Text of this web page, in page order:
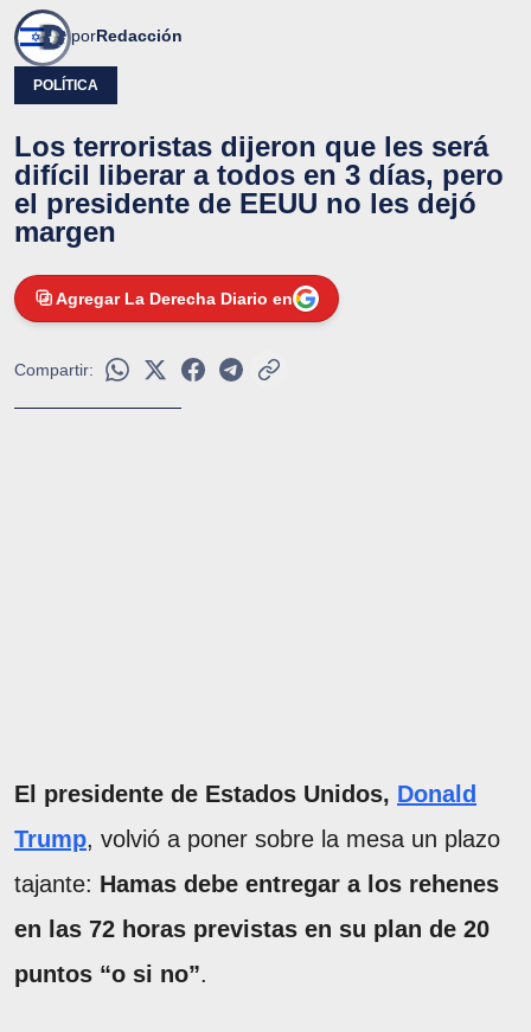
porRedacción
POLÍTICA
Los terroristas dijeron que les será
difícil liberar a todos en 3 días, pero
el presidente de EEUU no les dejó
margen
Agregar La Derecha Diario en
Compartir:
El presidente de Estados Unidos, Donald
Trump, volvió a poner sobre la mesa un plazo
tajante: Hamas debe entregar a los rehenes
en las 72 horas previstas en su plan de 20
puntos “o si no”.